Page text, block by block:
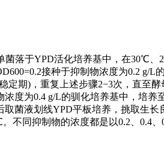
菌落于YPD活化培养基中，在30℃、
接种于抑制物浓度为0.2 g/
定期)，重复上述步骤2−3次，直至
浓度为0.4 g/L的驯化培养基中，培
取菌液划线YPD平板培养，挑取生
不同抑制物的浓度都是以0.2、0.4、